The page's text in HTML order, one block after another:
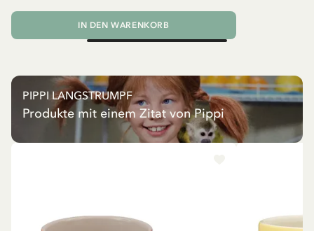
IN DEN WARENKORB
PIPPI LANGSTRUMPF
Produkte mit einem Zitat von Pippi